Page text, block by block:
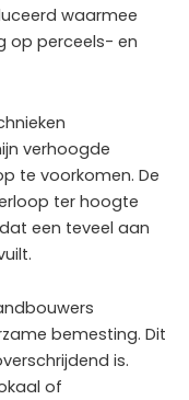
waarmee
op perceels- en
verhoogde
te voorkomen. De
ter hoogte
een teveel aan
bemesting. Dit
is.
of